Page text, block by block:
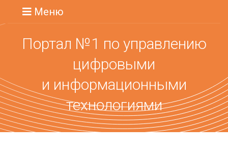
Меню
Портал №1 по управлению
цифровыми
и информационными
технологиями